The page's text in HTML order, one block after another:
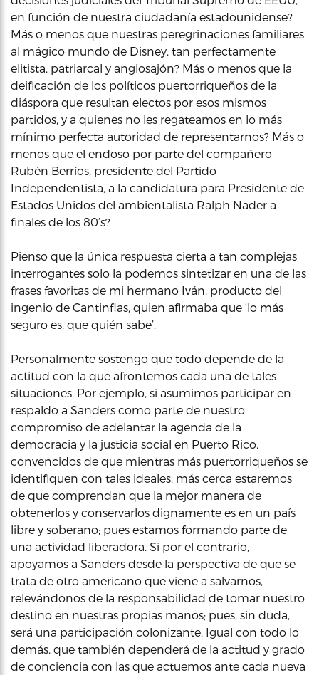
en función de nuestra ciudadanía estadounidense?
Más o menos que nuestras peregrinaciones familiares
al mágico mundo de Disney, tan perfectamente
elitista, patriarcal y anglosajón? Más o menos que la
deificación de los políticos puertorriqueños de la
diáspora que resultan electos por esos mismos
partidos, y a quienes no les regateamos en lo más
mínimo perfecta autoridad de representarnos? Más o
menos que el endoso por parte del compañero
Rubén Berríos, presidente del Partido
Independentista, a la candidatura para Presidente de
Estados Unidos del ambientalista Ralph Nader a
finales de los 80’s?
Pienso que la única respuesta cierta a tan complejas
interrogantes solo la podemos sintetizar en una de las
frases favoritas de mi hermano Iván, producto del
ingenio de Cantinflas, quien afirmaba que ‘lo más
seguro es, que quién sabe’.
Personalmente sostengo que todo depende de la
actitud con la que afrontemos cada una de tales
situaciones. Por ejemplo, si asumimos participar en
respaldo a Sanders como parte de nuestro
compromiso de adelantar la agenda de la
democracia y la justicia social en Puerto Rico,
convencidos de que mientras más puertorriqueños se
identifiquen con tales ideales, más cerca estaremos
de que comprendan que la mejor manera de
obtenerlos y conservarlos dignamente es en un país
libre y soberano; pues estamos formando parte de
una actividad liberadora. Si por el contrario,
apoyamos a Sanders desde la perspectiva de que se
trata de otro americano que viene a salvarnos,
relevándonos de la responsabilidad de tomar nuestro
destino en nuestras propias manos; pues, sin duda,
será una participación colonizante. Igual con todo lo
demás, que también dependerá de la actitud y grado
de conciencia con las que actuemos ante cada nueva